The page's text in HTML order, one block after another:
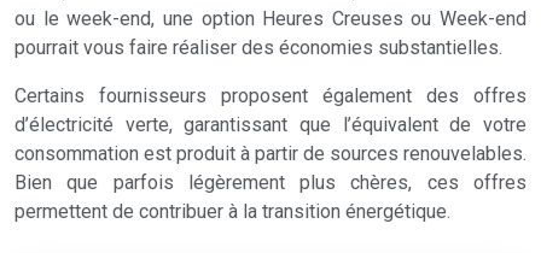
ou le week-end, une option Heures Creuses ou Week-end
pourrait vous faire réaliser des économies substantielles.
Certains fournisseurs proposent également des offres
d’électricité verte, garantissant que l’équivalent de votre
consommation est produit à partir de sources renouvelables.
Bien que parfois légèrement plus chères, ces offres
permettent de contribuer à la transition énergétique.